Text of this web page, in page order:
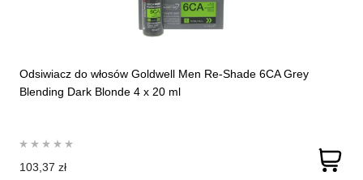
Odsiwiacz do włosów Goldwell Men Re-Shade 6CA Grey
Blending Dark Blonde 4 x 20 ml
103,37 zł